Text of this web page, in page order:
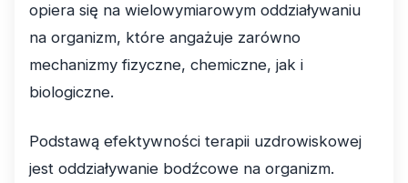
opiera się na wielowymiarowym oddziaływaniu
na organizm, które angażuje zarówno
mechanizmy fizyczne, chemiczne, jak i
biologiczne.
Podstawą efektywności terapii uzdrowiskowej
jest oddziaływanie bodźcowe na organizm.